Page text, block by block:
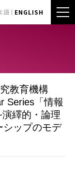
語 ENGLISH
教育機構
Series「情報
繹的・論理
シップのモデ